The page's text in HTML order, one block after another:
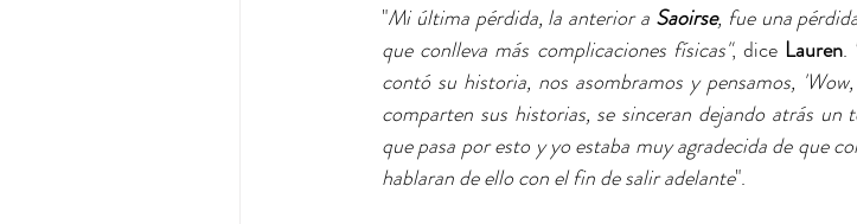
"Mi última pérdida, la anterior a Saoirse, fue una
que conlleva más complicaciones físicas", dice Lauren.
contó su historia, nos asombramos y pensamos,
comparten sus historias, se sinceran dejando atrás
que pasa por esto y yo estaba muy agradecida de que
hablaran de ello con el fin de salir adelante".